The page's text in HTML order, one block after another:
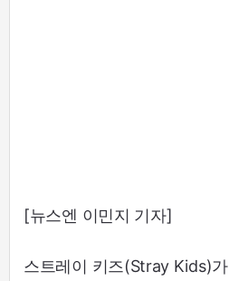
[뉴스엔 이민지 기자]
스트레이 키즈(Stray Kids)